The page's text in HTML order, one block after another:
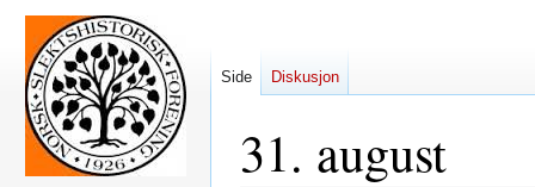
31. august
Side Diskusjon